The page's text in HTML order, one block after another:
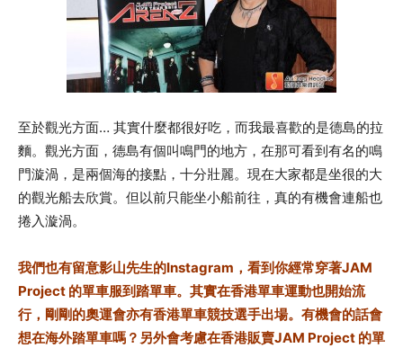
至於觀光方面… 其實什麼都很好吃，而我最喜歡的是德島的拉
麵。觀光方面，德島有個叫鳴門的地方，在那可看到有名的鳴
門漩渦，是兩個海的接點，十分壯麗。現在大家都是坐很的大
的觀光船去欣賞。但以前只能坐小船前往，真的有機會連船也
捲入漩渦。
我們也有留意影山先生的Instagram，看到你經常穿著JAM
Project 的單車服到踏單車。其實在香港單車運動也開始流
行，剛剛的奧運會亦有香港單車競技選手出場。有機會的話會
想在海外踏單車嗎？另外會考慮在香港販賣JAM Project 的單